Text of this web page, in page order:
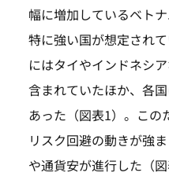
幅に増加しているベト
特に強い国が想定され
にはタイやインドネシ
含まれていたほか、各
あった（図表1）。この
リスク回避の動きが強
や通貨安が進行した（図